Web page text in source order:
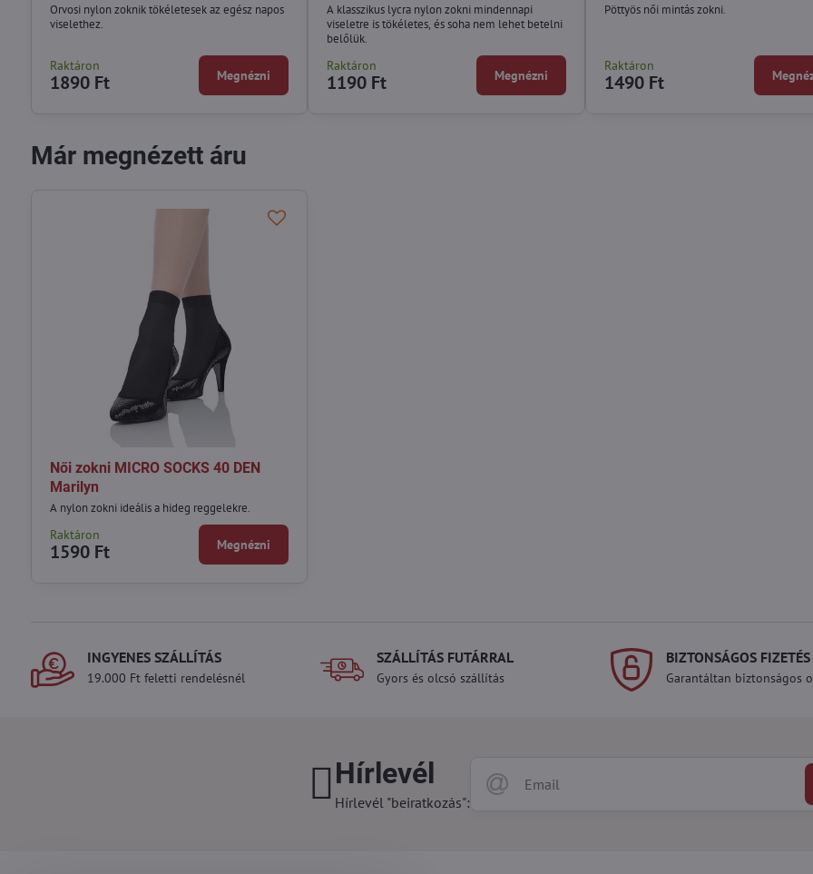
Orvosi nylon zoknik tökéletesek az egész napos
viselethez.
Raktáron
1890 Ft Megnézni
A klasszikus lycra nylon zokni mindennapi
viseletre is tökéletes, és soha nem lehet betelni
belőlük.
Raktáron
1190 Ft Megnézni
Pöttyös női mintás zokni.
Raktáron
1490 Ft
Már megnézett áru
Női zokni MICRO SOCKS 40 DEN
Marilyn
A nylon zokni ideális a hideg reggelekre.
Raktáron
1590 Ft Megnézni
INGYENES SZÁLLÍTÁS
19.000 Ft feletti rendelésnél
SZÁLLÍTÁS FUTÁRRAL
Gyors és olcsó szállítás
BIZTONSÁGOS FIZETÉS
Garantáltan biztonságos
Hírlevél
Hírlevél "beiratkozás":